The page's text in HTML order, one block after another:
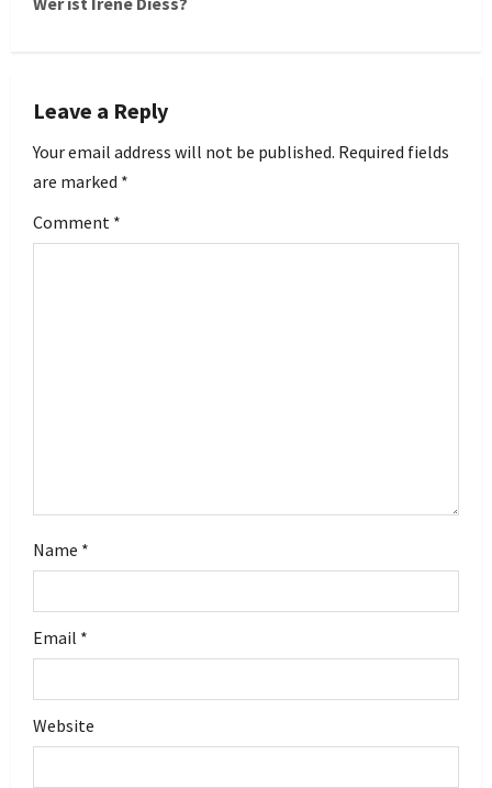
v
i
g
Leave a Reply
Your email address will not be published. Required fields
are marked *
Comment *
Name *
Email *
Website